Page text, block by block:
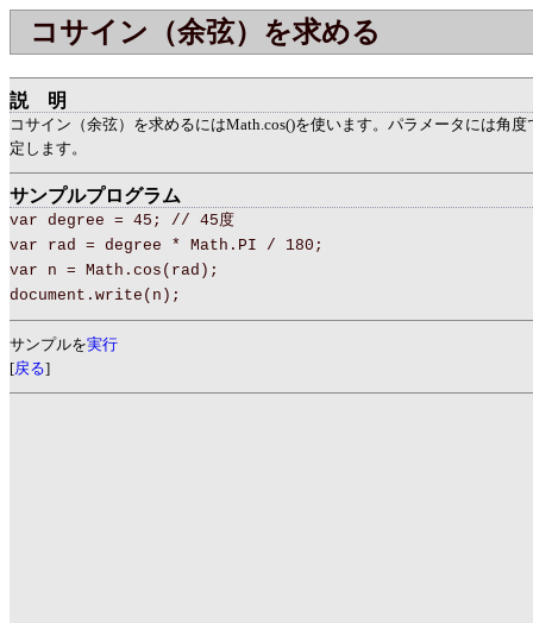
コサイン（余弦）を求める
説明
コサイン（余弦）を求めるにはMath.cos()を使います。パラメータには角
定します。
サンプルプログラム
var degree = 45; // 45度
var rad = degree * Math.PI / 180;
var n = Math.cos(rad);
document.write(n);
サンプルを実行
[戻る]